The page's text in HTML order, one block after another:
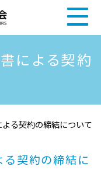
による契約
よる契約の締結について
る契約の締結に